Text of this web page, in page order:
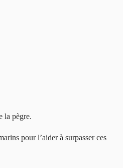
la pègre.
pour l’aider à surpasser ces